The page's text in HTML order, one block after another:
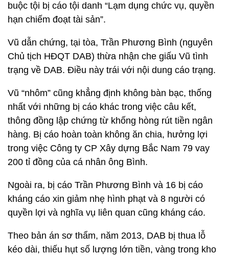
buộc tội bị cáo tội danh “Lạm dụng chức vụ, quyền
hạn chiếm đoạt tài sản”.
Vũ dẫn chứng, tại tòa, Trần Phương Bình (nguyên
Chủ tịch HĐQT DAB) thừa nhận che giấu Vũ tình
trạng về DAB. Điều này trái với nội dung cáo trạng.
Vũ “nhôm” cũng khẳng định không bàn bạc, thống
nhất với những bị cáo khác trong việc câu kết,
thông đồng lập chứng từ khống hòng rút tiền ngân
hàng. Bị cáo hoàn toàn không ăn chia, hưởng lợi
trong việc Công ty CP Xây dựng Bắc Nam 79 vay
200 tỉ đồng của cá nhân ông Bình.
Ngoài ra, bị cáo Trần Phương Bình và 16 bị cáo
kháng cáo xin giảm nhẹ hình phạt và 8 người có
quyền lợi và nghĩa vụ liên quan cũng kháng cáo.
Theo bản án sơ thẩm, năm 2013, DAB bị thua lỗ
kéo dài, thiếu hụt số lượng lớn tiền, vàng trong kho